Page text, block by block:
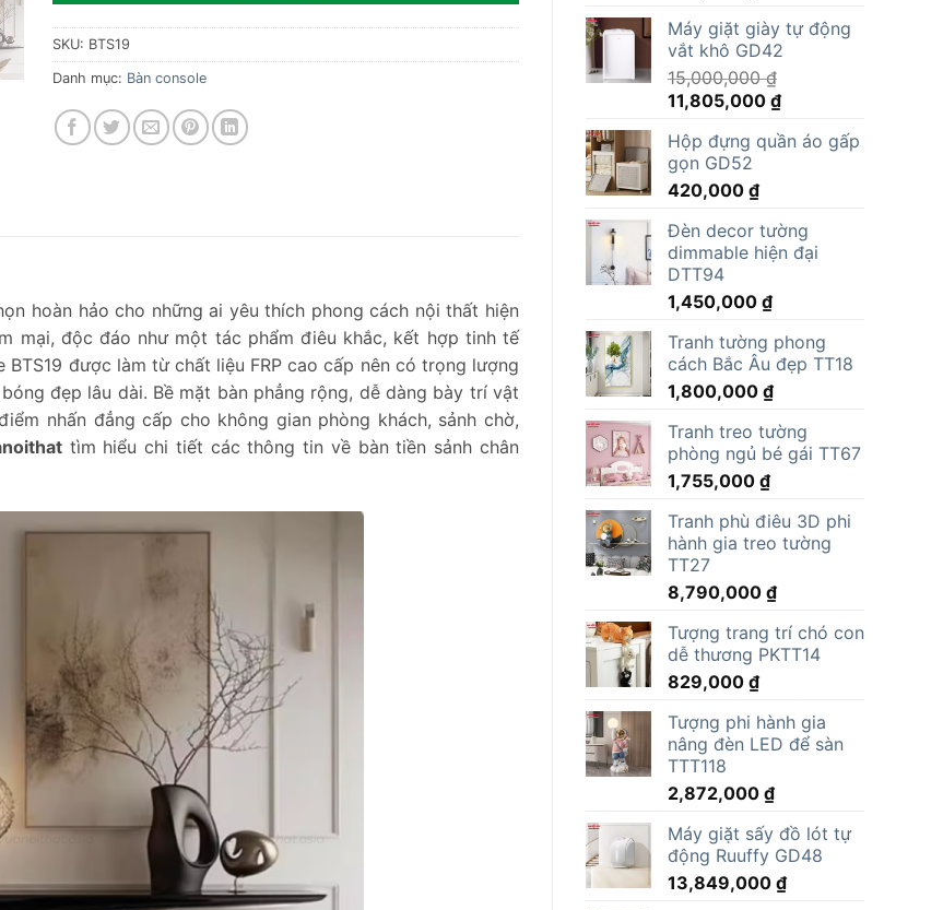
Máy giặt giày tự động
vắt khô GD42
15,000,000₫
Giá
là:
15,000,000 ₫.
11,805,000 ₫Giá
tại
Hộp đựng quần áo gấp
gọn GD52
420,000 ₫
Đèn decor tường
dimmable hiện đại
DTT94
1,450,000 ₫
Tranh tường phong
cách Bắc Âu đẹp TT18
1,800,000 ₫
Tranh treo tường
phòng ngủ bé gái TT67
1,755,000 ₫
Tranh phù điêu 3D phi
hành gia treo tường
TT27
8,790,000 ₫
Tượng trang trí chó con
dễ thương PKTT14
829,000 ₫
Tượng phi hành gia
nâng đèn LED để sàn
TTT118
2,872,000 ₫
Máy giặt sấy đồ lót tự
động Ruuffy GD48
13,849,000 ₫
SKU: BTS19
Danh mục: Bàn console
hoàn hảo cho những ai yêu thích phong cách nội thất hiện
mại, độc đáo như một tác phẩm điêu khắc, kết hợp tinh tế
được làm từ chất liệu FRP cao cấp nên có trọng lượng
đẹp lâu dài. Bề mặt bàn phẳng rộng, dễ dàng bày trí vật
nhấn đẳng cấp cho không gian phòng khách, sảnh chờ,
tìm hiểu chi tiết các thông tin về bàn tiền sảnh chân